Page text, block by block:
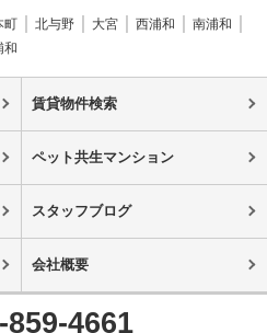
町 北与野 大宮 西浦和
南浦和
和
賃貸物件検索
ペット共生マンション
スタッフブログ
会社概要
859-4661